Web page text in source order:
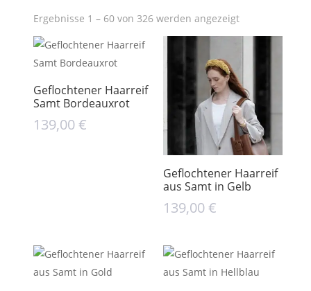
Ergebnisse 1 – 60 von 326 werden angezeigt
Geflochtener Haarreif
Samt Bordeauxrot
139,00€
Geflochtener Haarreif
aus Samt in Gelb
139,00€